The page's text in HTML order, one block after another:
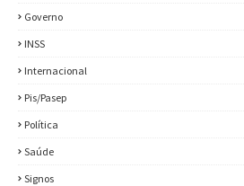
Governo
INSS
Internacional
Pis/Pasep
Política
Saúde
Signos